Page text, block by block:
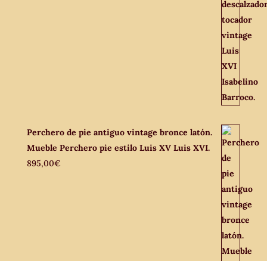
Perchero de pie antiguo vintage bronce latón.
Mueble Perchero pie estilo Luis XV Luis XVI.
895,00€